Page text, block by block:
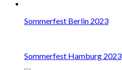
Sommerfest Berlin 2023
Sommerfest Hamburg 2023